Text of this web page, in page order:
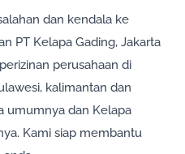
dan kendala ke
PT Kelapa Gading, Jakarta
perusahaan di
kalimantan dan
umumnya dan Kelapa
Kami siap membantu